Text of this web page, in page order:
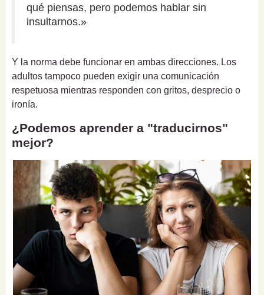
qué piensas, pero podemos hablar sin
insultarnos.»
Y la norma debe funcionar en ambas direcciones. Los
adultos tampoco pueden exigir una comunicación
respetuosa mientras responden con gritos, desprecio o
ironía.
¿Podemos aprender a "traducirnos"
mejor?